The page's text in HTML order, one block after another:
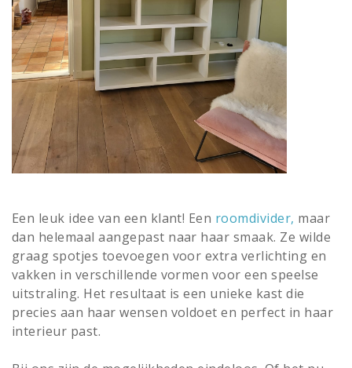
Een leuk idee van een klant! Een roomdivider, maar
dan helemaal aangepast naar haar smaak. Ze wilde
graag spotjes toevoegen voor extra verlichting en
vakken in verschillende vormen voor een speelse
uitstraling. Het resultaat is een unieke kast die
precies aan haar wensen voldoet en perfect in haar
interieur past.